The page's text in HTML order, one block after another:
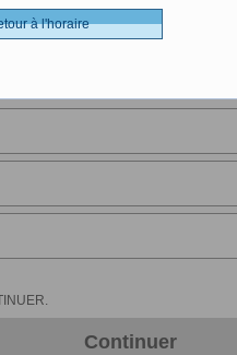
Continuer
à l'horaire